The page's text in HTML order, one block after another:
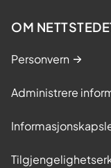
OM
Personvern
Administrere